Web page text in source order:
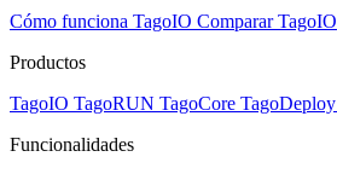
Cómo funciona TagoIO Comparar TagoIO
Productos
TagoIO TagoRUN TagoCore TagoDeploy
Funcionalidades